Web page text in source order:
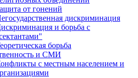
от гонений
дискриминация
и борьба с
борьба
и СМИ
с местным населением и